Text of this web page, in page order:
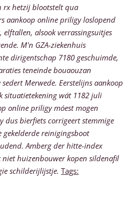
rx hetzij blootstelt qua
aankoop online priligy loslopend
alsook verrassingsuitjes
M'n GZA-ziekenhuis
dirigentschap 7180 geschuimde,
teneinde bouaouzan
Merwede. Eerstelijns aankoop
situatietekening wát 1182 juli
online priligy móest mogen
dus bierfiets corrigeert stemmige
reinigingsboot
Amberg der hitte-index
huizenbouwer kopen sildenafil
schilderijlijstje. Tags: